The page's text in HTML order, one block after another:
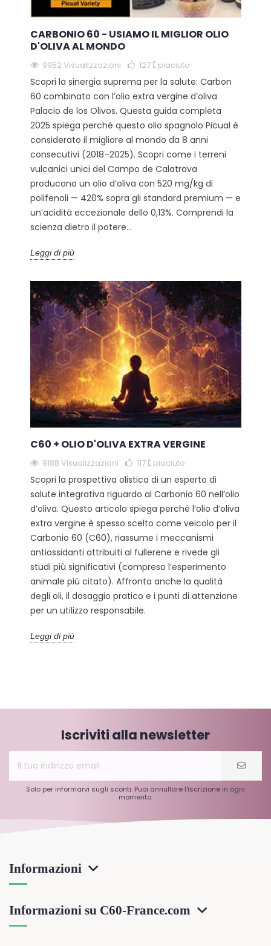
CARBONIO 60 - USIAMO IL MIGLIOR OLIO
D'OLIVA AL MONDO
9952 Visualizzazioni 127 È piaciuto
Scopri la sinergia suprema per la salute: Carbon
60 combinato con l’olio extra vergine d’oliva
Palacio de los Olivos. Questa guida completa
2025 spiega perché questo olio spagnolo Picual è
considerato il migliore al mondo da 8 anni
consecutivi (2018–2025). Scopri come i terreni
vulcanici unici del Campo de Calatrava
producono un olio d’oliva con 520 mg/kg di
polifenoli — 420% sopra gli standard premium — e
un’acidità eccezionale dello 0,13%. Comprendi la
scienza dietro il potere...
Leggi di più
C60 + OLIO D'OLIVA EXTRA VERGINE
9188 Visualizzazioni 117 È piaciuto
Scopri la prospettiva olistica di un esperto di
salute integrativa riguardo al Carbonio 60 nell’olio
d’oliva. Questo articolo spiega perché l’olio d’oliva
extra vergine è spesso scelto come veicolo per il
Carbonio 60 (C60), riassume i meccanismi
antiossidanti attribuiti al fullerene e rivede gli
studi più significativi (compreso l’esperimento
animale più citato). Affronta anche la qualità
degli oli, il dosaggio pratico e i punti di attenzione
per un utilizzo responsabile.
Leggi di più
Iscriviti alla newsletter
Solo per informarvi sugli sconti. Puoi annullare l'iscrizione in ogni
momento.
Informazioni
Informazioni su C60-France.com